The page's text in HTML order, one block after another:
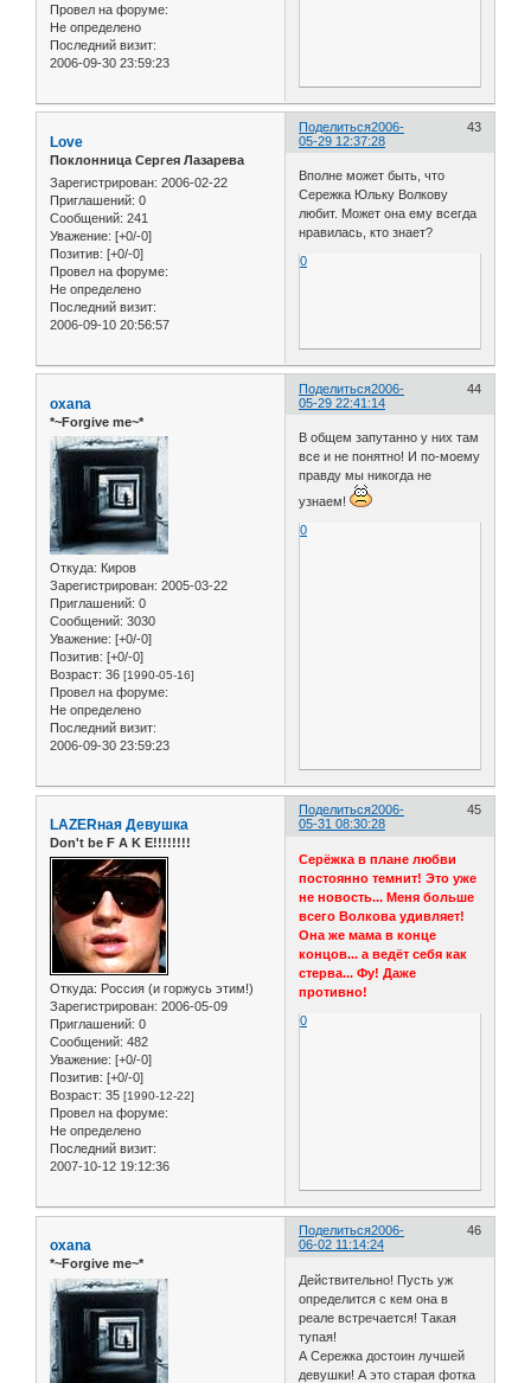
Провел на форуме:
Не определено
Последний визит:
2006-09-30 23:59:23
Поделиться 43
2006-
05-29 12:37:28
Love
Поклонница Сергея Лазарева
Зарегистрирован: 2006-02-22
Приглашений: 0
Сообщений: 241
Уважение: [+0/-0]
Позитив: [+0/-0]
Провел на форуме:
Не определено
Последний визит:
2006-09-10 20:56:57
Вполне может быть, что
Сережка Юльку Волкову
любит. Может она ему всегда
нравилась, кто знает?
0
Поделиться 44
2006-
05-29 22:41:14
oxana
*~Forgive me~*
Откуда: Киров
Зарегистрирован: 2005-03-22
Приглашений: 0
Сообщений: 3030
Уважение: [+0/-0]
Позитив: [+0/-0]
Возраст: 36 [1990-05-16]
Провел на форуме:
Не определено
Последний визит:
2006-09-30 23:59:23
В общем запутанно у них там
все и не понятно! И по-моему
правду мы никогда не
узнаем!
0
Поделиться 45
2006-
05-31 08:30:28
LAZERная Девушка
Don't be F A K E!!!!!!!!
Откуда: Россия (и горжусь этим!)
Зарегистрирован: 2006-05-09
Приглашений: 0
Сообщений: 482
Уважение: [+0/-0]
Позитив: [+0/-0]
Возраст: 35 [1990-12-22]
Провел на форуме:
Не определено
Последний визит:
2007-10-12 19:12:36
Серёжка в плане любви
постоянно темнит! Это уже
не новость... Меня больше
всего Волкова удивляет!
Она же мама в конце
концов... а ведёт себя как
стерва... Фу! Даже
противно!
0
Поделиться 46
2006-
06-02 11:14:24
oxana
*~Forgive me~*
Действительно! Пусть уж
определится с кем она в
реале встречается! Такая
тупая!
А Сережка достоин лучшей
девушки! А это старая фотка